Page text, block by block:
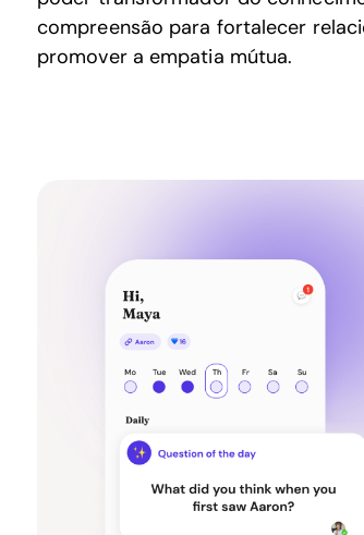
compreensão para fortalecer
promover a empatia mútua.